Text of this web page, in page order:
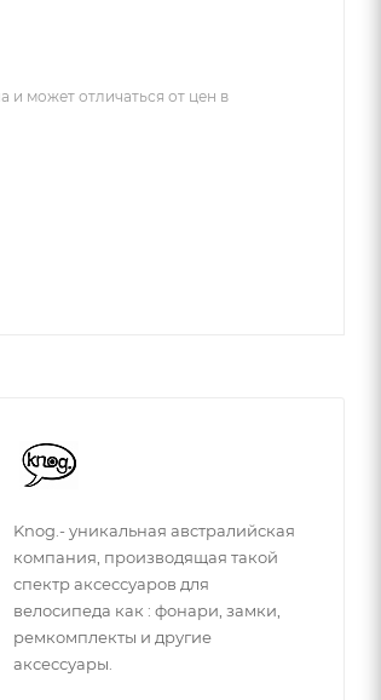
и может отличаться от цен в
Knog.- уникальная авcтралийская
компания, производящая такой
спектр аксессуаров для
велосипеда как : фонари, замки,
ремкомплекты и другие
аксессуары.